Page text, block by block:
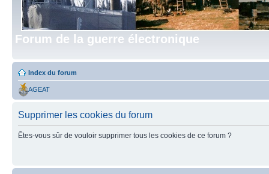
Forum de la guerre électronique
Index du forum
AGEAT
Supprimer les cookies du forum
Êtes-vous sûr de vouloir supprimer tous les cookies de ce forum ?